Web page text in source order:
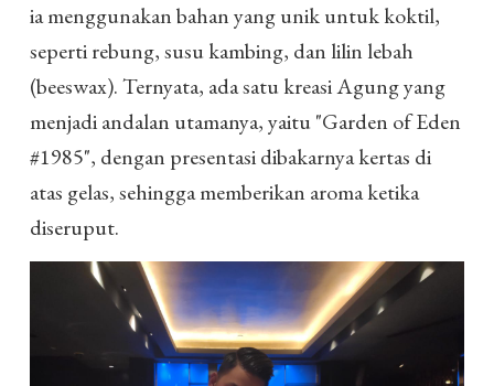
ia menggunakan bahan yang unik untuk koktil,
seperti rebung, susu kambing, dan lilin lebah
(beeswax). Ternyata, ada satu kreasi Agung yang
menjadi andalan utamanya, yaitu "Garden of Eden
#1985", dengan presentasi dibakarnya kertas di
atas gelas, sehingga memberikan aroma ketika
diseruput.